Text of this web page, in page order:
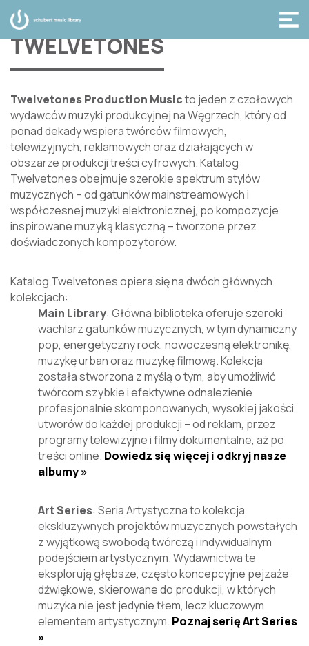
TWELVETONES
Twelvetones Production Musicto jeden z czołowych
wydawców muzyki produkcyjnej na Węgrzech, który od
ponad dekady wspiera twórców filmowych,
telewizyjnych, reklamowych oraz działających w
obszarze produkcji treści cyfrowych. Katalog
Twelvetones obejmuje szerokie spektrum stylów
muzycznych – od gatunków mainstreamowych i
współczesnej muzyki elektronicznej, po kompozycje
inspirowane muzyką klasyczną – tworzone przez
doświadczonych kompozytorów.
Katalog Twelvetones opiera się na dwóch głównych
kolekcjach:
Main Library: Główna biblioteka oferuje szeroki
wachlarz gatunków muzycznych, w tym dynamiczny
pop, energetyczny rock, nowoczesną elektronikę,
muzykę urban oraz muzykę filmową. Kolekcja
została stworzona z myślą o tym, aby umożliwić
twórcom szybkie i efektywne odnalezienie
profesjonalnie skomponowanych, wysokiej jakości
utworów do każdej produkcji – od reklam, przez
programy telewizyjne i filmy dokumentalne, aż po
treści online. Dowiedz się więcej i odkryj nasze
albumy »
Art Series: Seria Artystyczna to kolekcja
ekskluzywnych projektów muzycznych powstałych
z wyjątkową swobodą twórczą i indywidualnym
podejściem artystycznym. Wydawnictwa te
eksplorują głębsze, często koncepcyjne pejzaże
dźwiękowe, skierowane do produkcji, w których
muzyka nie jest jedynie tłem, lecz kluczowym
elementem artystycznym. Poznaj serię Art Series
»